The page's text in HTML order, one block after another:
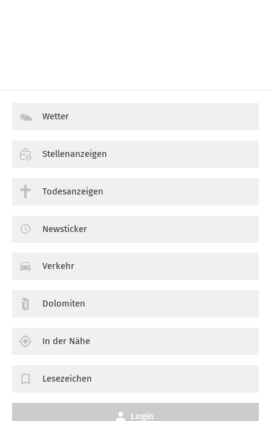
Wetter
Stellenanzeigen
Todesanzeigen
Newsticker
Verkehr
Dolomiten
In der Nähe
Lesezeichen
Login